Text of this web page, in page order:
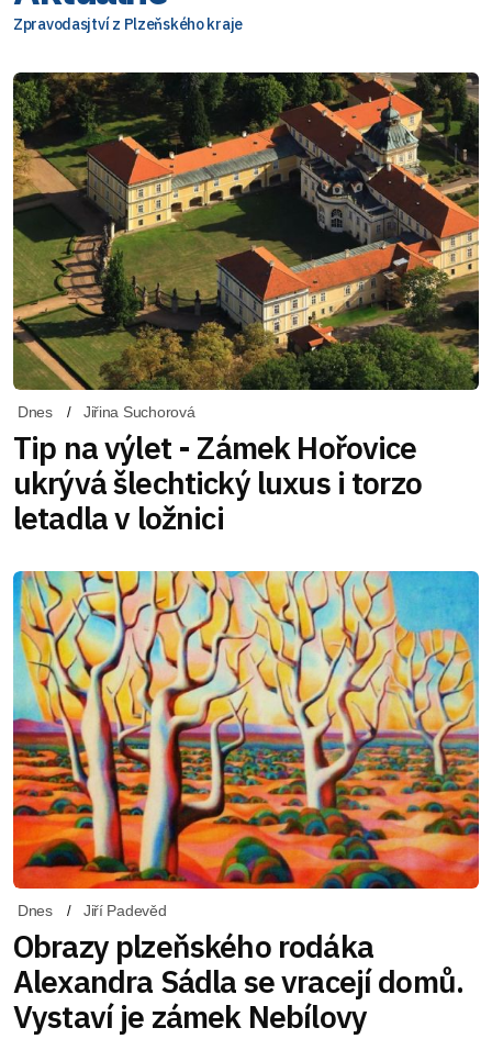
Zpravodasjtví z Plzeňského kraje
Dnes Jiřina Suchorová
Tip na výlet - Zámek Hořovice
ukrývá šlechtický luxus i torzo
letadla v ložnici
Dnes Jiří Padevěd
Obrazy plzeňského rodáka
Alexandra Sádla se vracejí domů.
Vystaví je zámek Nebílovy